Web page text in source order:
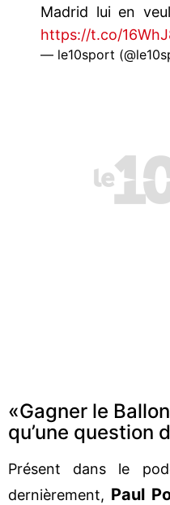
Madrid lui en
https://t.co/
— le10sport
«Gagner le Ballon
qu’une question
Présent dans le
dernièrement, Paul